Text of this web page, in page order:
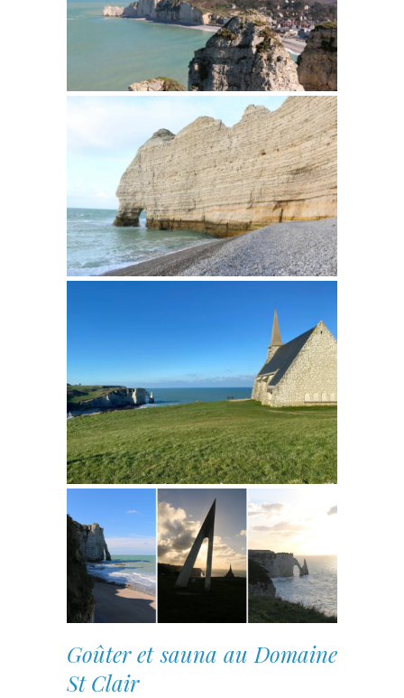
Goûter et sauna au Domaine
St Clair